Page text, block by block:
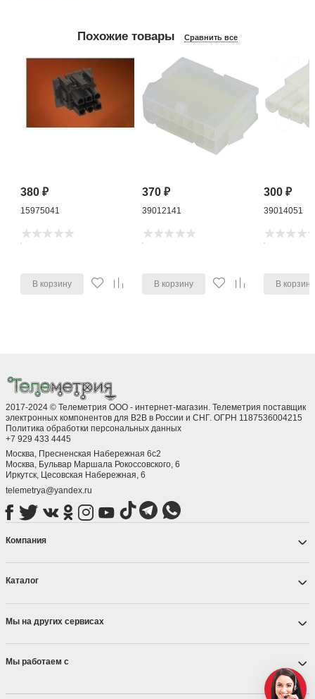
Похожие товары Сравнить все
380₽
15975041
В корзину
370₽
39012141
В корзину
300₽
39014051
В корзину
2017-2024 © Телеметрия ООО - интернет-магазин. Телеметрия поставщик
электронных компонентов для B2B в России и СНГ. ОГРН 1187536004215
Политика обработки персональных данных
+7 929 433 4445
Москва, Пресненская Набережная 6с2
Москва, ​Бульвар Маршала Рокоссовского, 6
Иркутск, ​Цесовская Набережная, 6
telemetrya@yandex.ru
Компания
Каталог
Мы на других сервисах
Мы работаем с